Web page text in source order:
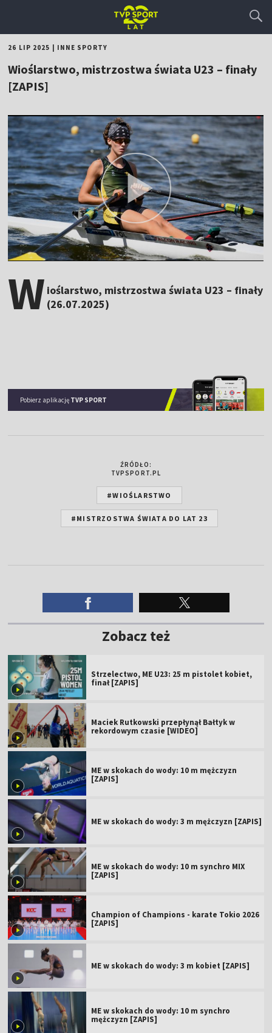
26 LIP 2025 INNE SPORTY
Wioślarstwo, mistrzostwa świata U23 – finały
[ZAPIS]
W ioślarstwo, mistrzostwa świata U23 – finały
(26.07.2025)
Pobierz aplikację TVP SPORT
ŹRÓDŁO:
TVPSPORT.PL
#WIOŚLARSTWO
#MISTRZOSTWA ŚWIATA DO LAT 23
Zobacz też
Strzelectwo, ME U23: 25 m pistolet kobiet,
finał [ZAPIS]
Maciek Rutkowski przepłynął Bałtyk w
rekordowym czasie [WIDEO]
ME w skokach do wody: 10 m mężczyzn
[ZAPIS]
ME w skokach do wody: 3 m mężczyzn [ZAPIS]
ME w skokach do wody: 10 m synchro MIX
[ZAPIS]
Champion of Champions - karate Tokio 2026
[ZAPIS]
ME w skokach do wody: 3 m kobiet [ZAPIS]
ME w skokach do wody: 10 m synchro
mężczyzn [ZAPIS]